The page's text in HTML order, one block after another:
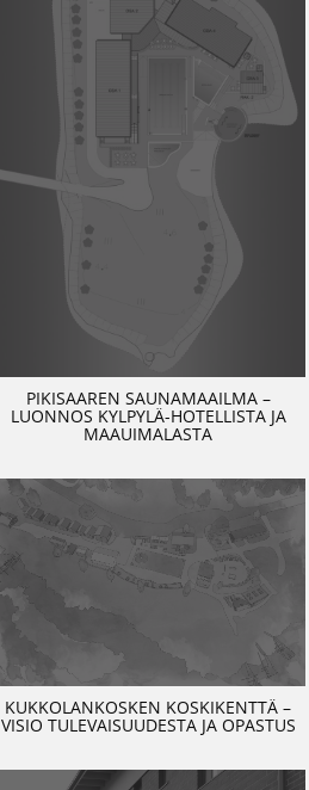
PIKISAAREN SAUNAMAAILMA –
LUONNOS KYLPYLÄ-HOTELLISTA JA
MAAUIMALASTA
KUKKOLANKOSKEN KOSKIKENTTÄ –
VISIO TULEVAISUUDESTA JA OPASTUS